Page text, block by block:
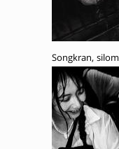
Songkran, silom